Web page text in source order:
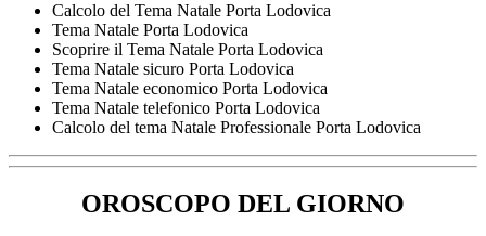
Calcolo del Tema Natale Porta Lodovica
Tema Natale Porta Lodovica
Scoprire il Tema Natale Porta Lodovica
Tema Natale sicuro Porta Lodovica
Tema Natale economico Porta Lodovica
Tema Natale telefonico Porta Lodovica
Calcolo del tema Natale Professionale Porta Lodovica
OROSCOPO DEL GIORNO